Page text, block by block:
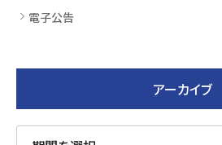
電子公告
アーカイブ